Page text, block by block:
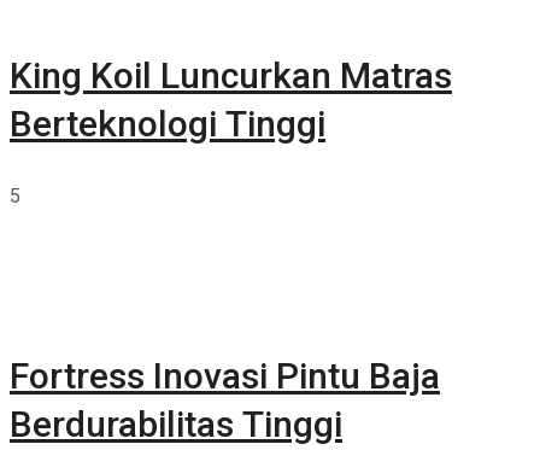
King Koil Luncurkan Matras
Berteknologi Tinggi
5
Fortress Inovasi Pintu Baja
Berdurabilitas Tinggi